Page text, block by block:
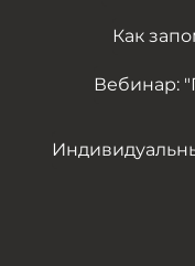
Как
Вебинар: